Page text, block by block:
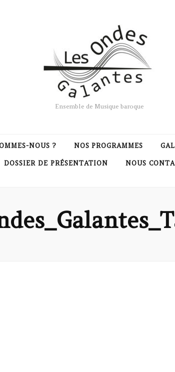
Ensemble de Musique baroque
NOUS ? NOS PROGRAMMES
DOSSIER DE PRÉSENTATION NOUS